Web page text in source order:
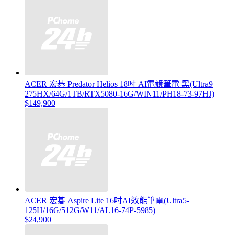
ACER 宏碁 Predator Helios 18吋 AI電競筆電 黑(Ultra9
275HX/64G/1TB/RTX5080-16G/WIN11/PH18-73-97HJ)
$149,900
ACER 宏碁 Aspire Lite 16吋AI效能筆電(Ultra5-
125H/16G/512G/W11/AL16-74P-5985)
$24,900